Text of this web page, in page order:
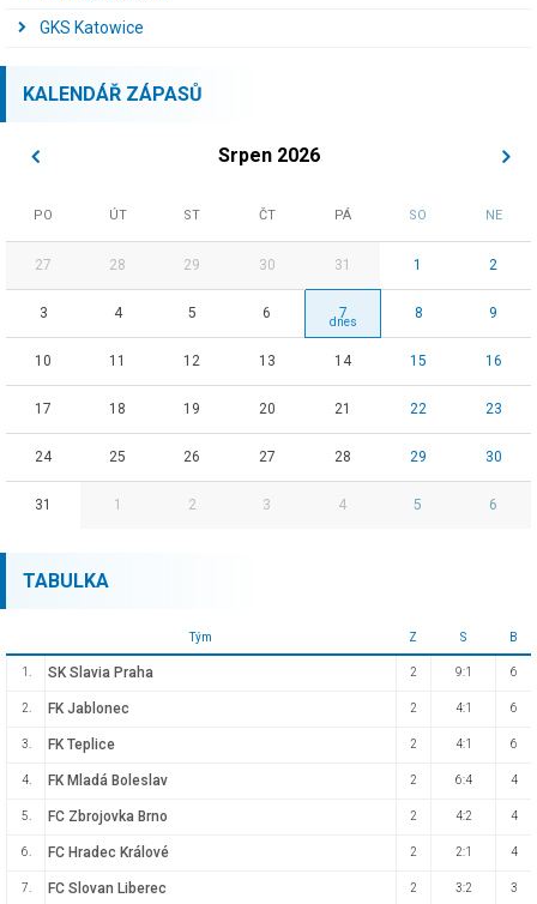
GKS Katowice
KALENDÁŘ ZÁPASŮ
Srpen 2026
PO ÚT ST ČT PÁ SO NE
27 28 29 30 31 1 2
3 4 5 6 7 8 9
10 11 12 13 14 15 16
17 18 19 20 21 22 23
24 25 26 27 28 29 30
31 1 2 3 4 5 6
TABULKA
Tým Z S B
1. SK Slavia Praha 2 9:1 6
2. FK Jablonec 2 4:1 6
3. FK Teplice 2 4:1 6
4. FK Mladá Boleslav 2 6:4 4
5. FC Zbrojovka Brno 2 4:2 4
6. FC Hradec Králové 2 2:1 4
7. FC Slovan Liberec 2 3:2 3